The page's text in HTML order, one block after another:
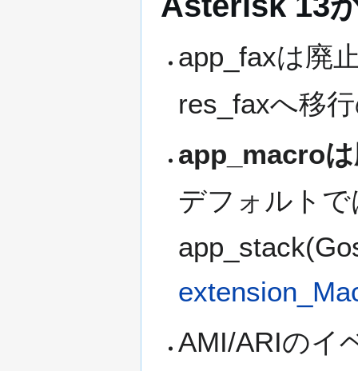
app_faxは廃
res_faxへ移
app_macro
デフォルト
AMI/ARIのイ